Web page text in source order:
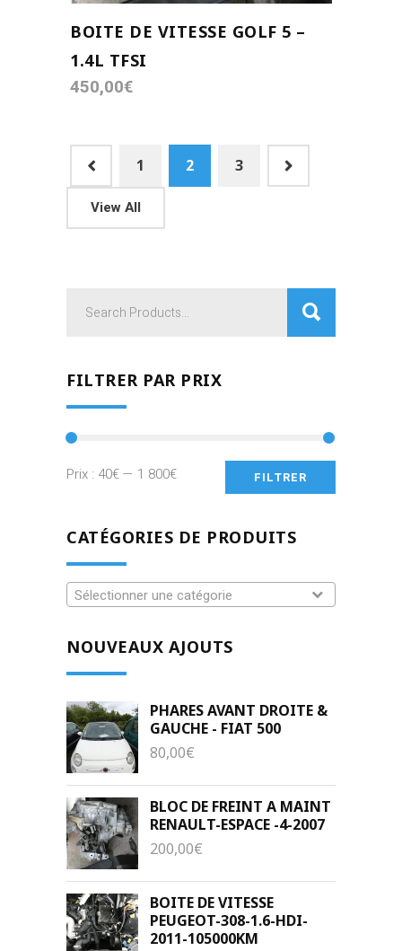
BOITE DE VITESSE GOLF 5 –
1.4L TFSI
450,00€
1 2 3
View All
FILTRER PAR PRIX
Prix
Prix
FILTRER
Prix : 40€— 1 800€
CATÉGORIES DE PRODUITS
Sélectionner une catégorie
NOUVEAUX AJOUTS
PHARES AVANT DROITE &
GAUCHE - FIAT 500
80,00€
BLOC DE FREINT A MAINT
RENAULT-ESPACE -4-2007
200,00€
BOITE DE VITESSE
PEUGEOT-308-1.6-HDI-
2011-105000KM